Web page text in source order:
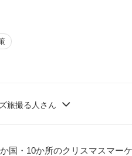
旅撮る人さん
国・10か所のクリスマスマー